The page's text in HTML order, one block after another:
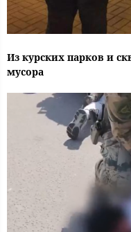
Из курских парков и
мусора